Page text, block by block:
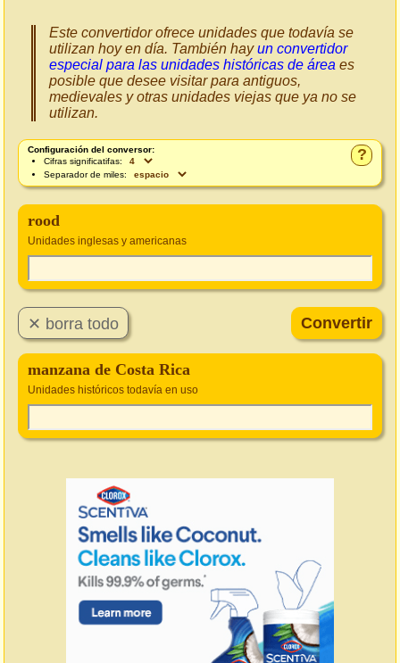
Este convertidor ofrece unidades que todavía se
utilizan hoy en día. También hayun convertidor
especial para las unidades históricas de área es
posible que desee visitar para antiguos,
medievales y otras unidades viejas que ya no se
utilizan.
?
Configuración del conversor:
Cifras significatifas:
Separador de miles:
rood
Unidades inglesas y americanas
manzana de Costa Rica
Unidades históricos todavía en uso